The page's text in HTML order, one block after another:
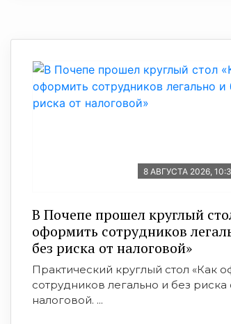
8 АВГУСТА 2026,
В Почепе прошел круглый
оформить сотрудников
без риска от налоговой»
Практический круглый стол «Как
сотрудников легально и без риска
налоговой. ...